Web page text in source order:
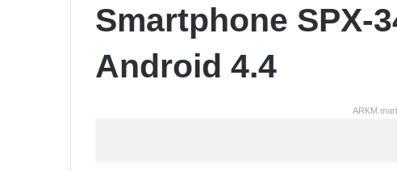
Smartphone SPX-
Android 4.4